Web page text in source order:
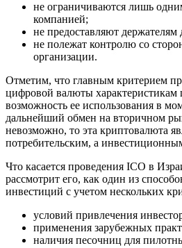
не ограничиваются лишь
компанией;
не предоставляют
не полежат контролю со
организации.
Отметим, что главным критерием
цифровой валюты характеристикам
возможность ее использования в
дальнейший обмен на вторичном
невозможно, то эта криптовалюта
потребительским, а
Что касается проведения ICO в
рассмотрит его, как один из
инвестиций с учетом нескольких
условий привлечения
применения зарубежных
наличия песочниц для